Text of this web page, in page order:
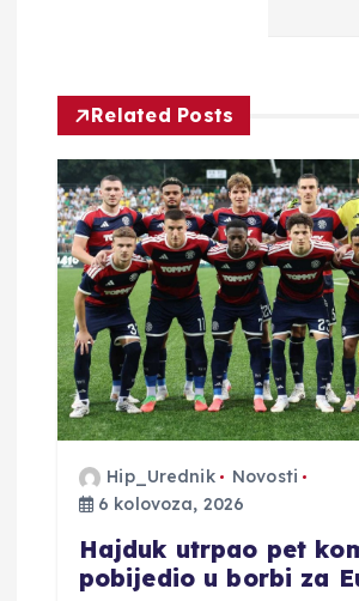
c
a
o
b
Related Posts
Hip_Urednik
Novosti
6 kolovoza, 2026
Hajduk utrpao pet
pobijedio u borbi za